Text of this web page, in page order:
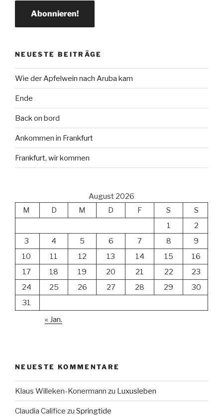
NEUESTE BEITRÄGE
Wie der Apfelwein nach Aruba kam
Ende
Back on bord
Ankommen in Frankfurt
Frankfurt, wir kommen
August 2026
M
D M D F S
S
1
2
3
4 5 6 7 8
9
10
11 12 13 14 15
16
17
18 19 20 21 22
23
24
25 26 27 28 29
30
31
« Jan.
NEUESTE KOMMENTARE
Klaus Willeken-Konermann zu Luxusleben
Claudia Califice zu Springtide